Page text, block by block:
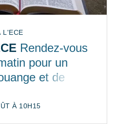
L'ECE
Rendez-vous
pour un
et de
À 10H15